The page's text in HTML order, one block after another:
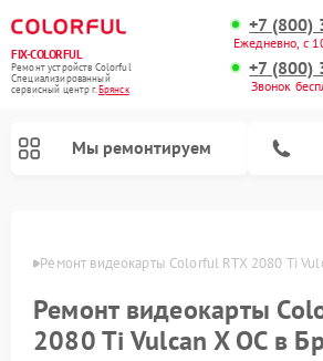
FIX-COLORFUL
Ремонт устройств Colorful
Специализированный
cервисный центр г.Брянск
+7 (800)
Ежедневно, с
+7 (800)
Звонок
Мы ремонтируем
Ремонт видеокарты Colorful RTX 2080 Ti
Ремонт видеокарты
2080 Ti Vulcan X OC в